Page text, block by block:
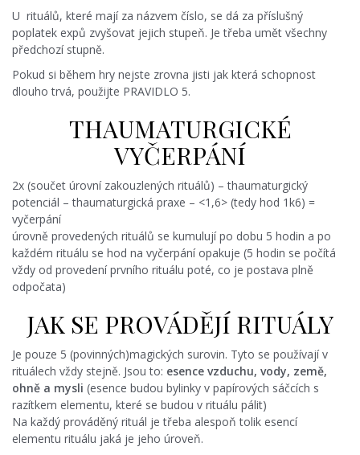
U rituálů, které mají za názvem číslo, se dá za příslušný
poplatek expů zvyšovat jejich stupeň. Je třeba umět všechny
předchozí stupně.
Pokud si během hry nejste zrovna jisti jak která schopnost
dlouho trvá, použijte PRAVIDLO 5.
THAUMATURGICKÉ
VYČERPÁNÍ
2x (součet úrovní zakouzlených rituálů) – thaumaturgický
potenciál – thaumaturgická praxe – <1,6> (tedy hod 1k6) =
vyčerpání
úrovně provedených rituálů se kumulují po dobu 5 hodin a po
každém rituálu se hod na vyčerpání opakuje (5 hodin se počítá
vždy od provedení prvního rituálu poté, co je postava plně
odpočata)
JAK SE PROVÁDĚJÍ RITUÁLY
Je pouze 5 (povinných)magických surovin. Tyto se používají v
rituálech vždy stejně. Jsou to: esence vzduchu, vody, země,
ohně a mysli (esence budou bylinky v papírových sáčcích s
razítkem elementu, které se budou v rituálu pálit)
Na každý prováděný rituál je třeba alespoň tolik esencí
elementu rituálu jaká je jeho úroveň.